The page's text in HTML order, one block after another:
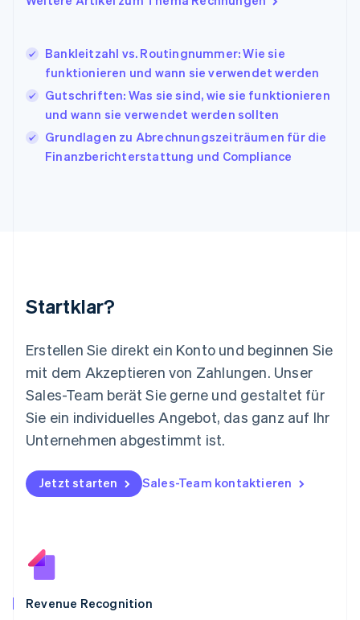
Bankleitzahl vs. Routingnummer: Wie sie
funktionieren und wann sie verwendet werden
Gutschriften: Was sie sind, wie sie funktionieren
und wann sie verwendet werden sollten
Grundlagen zu Abrechnungszeiträumen für die
Finanzberichterstattung und Compliance
Startklar?
Erstellen Sie direkt ein Konto und beginnen Sie
mit dem Akzeptieren von Zahlungen. Unser
Sales-Team berät Sie gerne und gestaltet für
Sie ein individuelles Angebot, das ganz auf Ihr
Unternehmen abgestimmt ist.
Jetzt starten Sales-Team kontaktieren
Revenue Recognition
日本語 English
EnglishFrançais
Kroatien
EnglishItaliano
English
Liechtenstein
English
Español English
Neuseeland
English
Niederlande
Norwegen
English
DeutschEnglish
Polen
Rumänien
Schweden
SvenskaEnglish